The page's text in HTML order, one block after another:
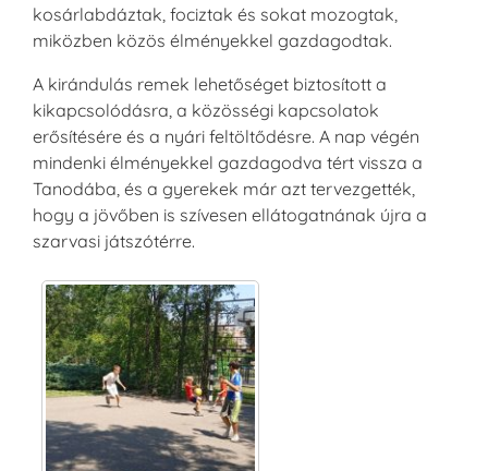
kosárlabdáztak, fociztak és sokat mozogtak,
miközben közös élményekkel gazdagodtak.
A kirándulás remek lehetőséget biztosított a
kikapcsolódásra, a közösségi kapcsolatok
erősítésére és a nyári feltöltődésre. A nap végén
mindenki élményekkel gazdagodva tért vissza a
Tanodába, és a gyerekek már azt tervezgették,
hogy a jövőben is szívesen ellátogatnának újra a
szarvasi játszótérre.